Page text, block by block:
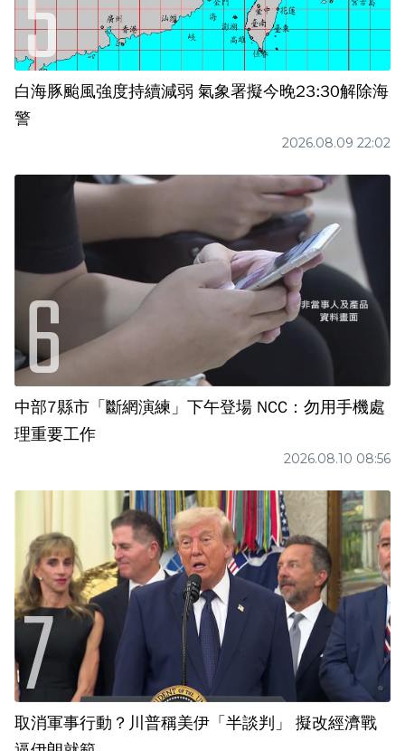
白海豚颱風強度持續減弱 氣象署擬今晚23:30解除海
警
2026.08.09 22:02
中部7縣市「斷網演練」下午登場 NCC：勿用手機處
理重要工作
2026.08.10 08:56
取消軍事行動？川普稱美伊「半談判」 擬改經濟戰